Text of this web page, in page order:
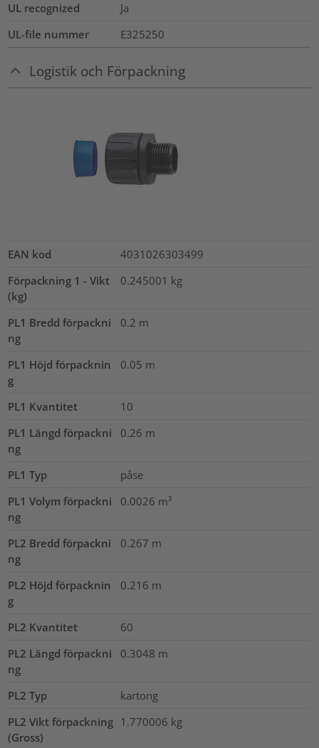
UL recognized
Ja
UL-file nummer
E325250
Logistik och Förpackning
EAN kod
4031026303499
Förpackning 1 - Vikt
(kg)
0.245001 kg
PL1 Bredd förpackni
ng
0.2 m
PL1 Höjd förpacknin
g
0.05 m
PL1 Kvantitet
10
PL1 Längd förpackni
ng
0.26 m
PL1 Typ
påse
PL1 Volym förpackni
ng
0.0026 m³
PL2 Bredd förpackni
ng
0.267 m
PL2 Höjd förpacknin
g
0.216 m
PL2 Kvantitet
60
PL2 Längd förpackni
ng
0.3048 m
PL2 Typ
kartong
PL2 Vikt förpackning
(Gross)
1.770006 kg